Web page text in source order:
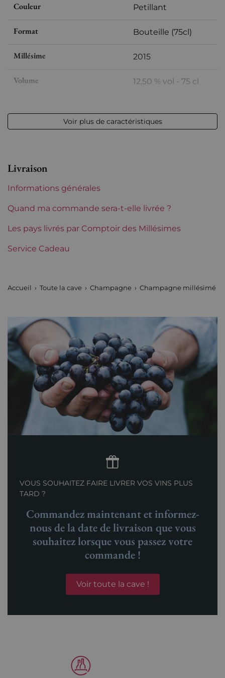
Couleur Petillant
Format Bouteille (75cl)
Millésime 2015
Volume 12,50 % vol - 75 cl
Niveau Parfait
Maturité À garder
Incompatibilite coffret bois Oui
Maisons de Champagne
Voir plus de caractéristiques
Livraison
Informations générales
Quand ma commande sera-t-elle livrée ?
Les pays livrés par Comptoir des Millésimes
Service Cadeau
Accueil Toute la cave Champagne Champagne millésimé
VOUS SOUHAITEZ FAIRE LIVRER VOS VINS PLUS
TARD ?
Commandez maintenant et informez-
nous de la date de livraison que vous
souhaitez lorsque vous passez votre
commande !
Voir toute la cave !